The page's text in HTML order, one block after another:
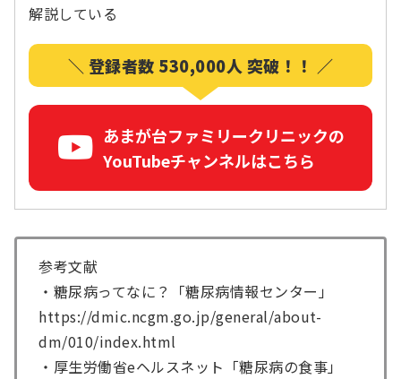
解説している
＼ 登録者数 530,000人 突破！！ ／
あまが台ファミリークリニックの
YouTubeチャンネルはこちら
参考文献
・糖尿病ってなに？「糖尿病情報センター」
https://dmic.ncgm.go.jp/general/about-
dm/010/index.html
・厚生労働省eヘルスネット「糖尿病の食事」